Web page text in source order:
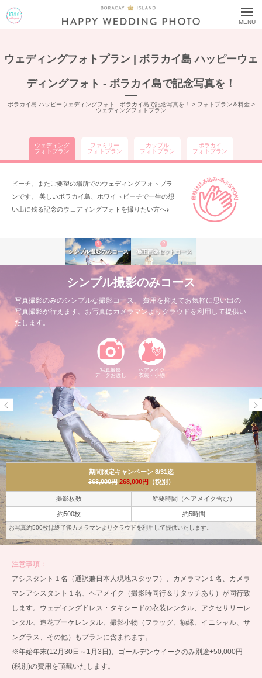
MENU
ウェディングフォトプラン | ボラカイ島 ハッピーウェ
ディングフォト - ボラカイ島で記念写真を！
ボラカイ島 ハッピーウェディングフォト - ボラカイ島で記念写真を！ > フォトプラン＆料金>
ウェディングフォトプラン
ウェディング
フォトプラン
ファミリー
フォトプラン
カップル
フォトプラン
ボラカイ
フォトプラン
ビーチ、またご要望の場所でのウェディングフォトプラ
ンです。 美しいボラカイ島、ホワイトビーチで一生の想
い出に残る記念のウェディングフォトを撮りたい方へ♪
1
シンプル撮影のみコース
2
修正画像セットコース
シンプル撮影のみコース
写真撮影のみのシンプルな撮影コース。
費用を抑えてお気軽に思い出の
写真撮影が行えます。お写真はカメラマンよりクラウドを利用して提供い
たします。
写真撮影
データお渡し
ヘアメイク
衣装・小物
期間限定キャンペーン 8/31迄
368,000円268,000円 （税別）
撮影枚数 所要時間（ヘアメイク含む）
約500枚 約5時間
お写真約500枚は終了後カメラマンよりクラウドを利用して提供いたします。
写真撮影
データお渡し
リタッチ加工
ヘアメイク
衣装・小物
408,000円 288,000円（税別）
撮影枚数（レタッチ画像） 所要時間（ヘアメイク含む）
約500枚（約50枚） 約5時間
注意事項：
アシスタント１名（通訳兼日本人現地スタッフ）、カメラマン１名、カメラ
マンアシスタント１名、ヘアメイク（撮影時同行＆リタッチあり）が同行致
します。ウェディングドレス・タキシードの衣装レンタル、アクセサリーレ
ンタル、造花ブーケレンタル、撮影小物（フラッグ、額縁、イニシャル、サ
ングラス、その他）もプランに含まれます。
※年始年末(12月30日～1月3日)、ゴールデンウイークのみ別途+50,000円
(税別)の費用を頂戴いたします。